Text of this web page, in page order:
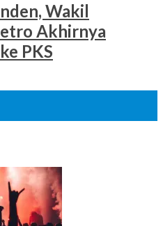
Wakil
Akhirnya
PKS